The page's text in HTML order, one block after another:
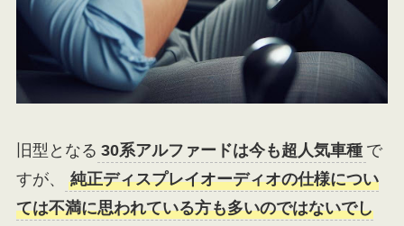
旧型となる 30系アルファードは今も超人気車種 で
すが、
純正ディスプレイオーディオの仕様につい
ては不満に思われている方も多いのではないでし